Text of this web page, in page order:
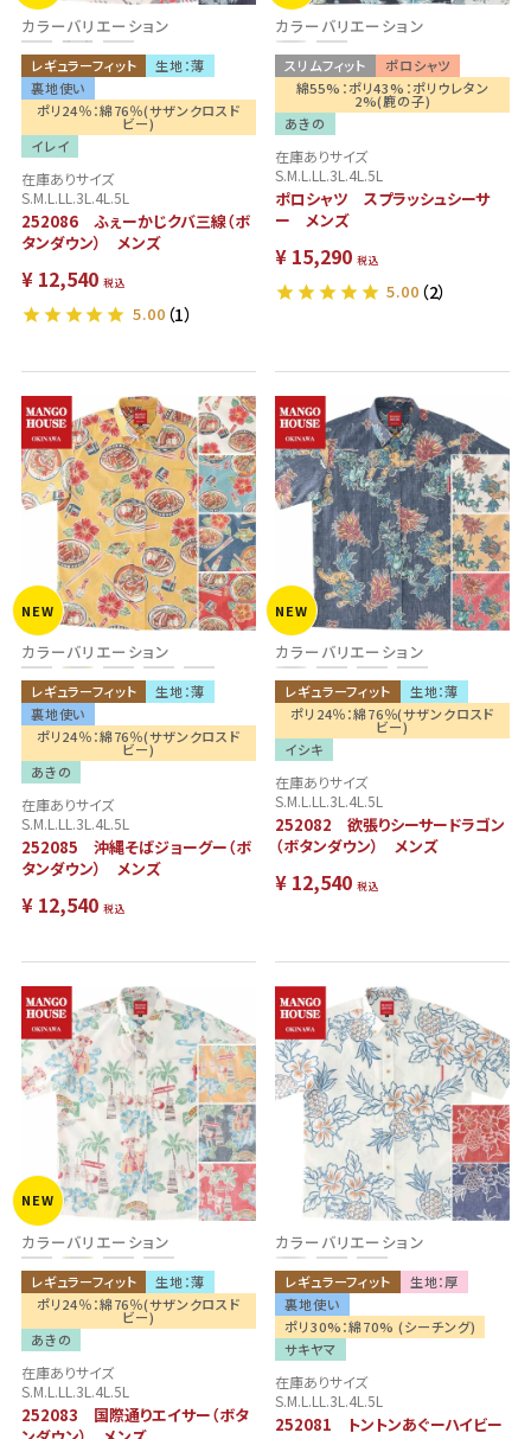
カラーバリエーション
レギュラーフィット
生地：薄
裏地使い
ポリ24％：綿76％(サザンクロスド
ビー)
イレイ
在庫ありサイズ
S.M.L.LL.3L.4L.5L
252086 ふぇーかじクバ三線（ボ
タンダウン） メンズ
¥ 12,540 税込
5.00 （1）
カラーバリエーション
スリムフィット
ポロシャツ
綿55%：ポリ43%：ポリウレタン
2%(鹿の子)
あきの
在庫ありサイズ
S.M.L.LL.3L.4L.5L
ポロシャツ スプラッシュシーサ
ー メンズ
¥ 15,290 税込
5.00 （2）
カラーバリエーション
レギュラーフィット
生地：薄
裏地使い
ポリ24％：綿76％(サザンクロスド
ビー)
あきの
NEW
在庫ありサイズ
S.M.L.LL.3L.4L.5L
252085 沖縄そばジョーグー（ボ
タンダウン） メンズ
¥ 12,540 税込
カラーバリエーション
レギュラーフィット
生地：薄
ポリ24％：綿76％(サザンクロスド
ビー)
イシキ
NEW
在庫ありサイズ
S.M.L.LL.3L.4L.5L
252082 欲張りシーサードラゴン
（ボタンダウン） メンズ
¥ 12,540 税込
カラーバリエーション
レギュラーフィット
生地：薄
ポリ24％：綿76％(サザンクロスド
ビー)
あきの
NEW
在庫ありサイズ
S.M.L.LL.3L.4L.5L
252083 国際通りエイサー（ボタ
カラーバリエーション
レギュラーフィット
生地：厚
裏地使い
ポリ30%：綿70% (シーチング)
サキヤマ
在庫ありサイズ
S.M.L.LL.3L.4L.5L
252081 トントンあぐーハイビー